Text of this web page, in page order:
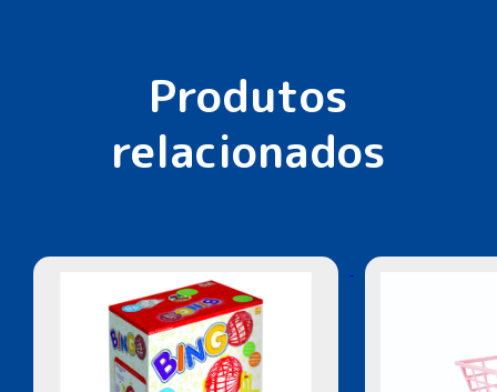
Produtos
relacionados